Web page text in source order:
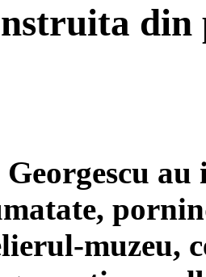
din
muzeu,